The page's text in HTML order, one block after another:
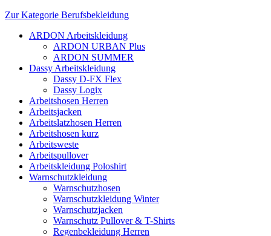
Zur Kategorie Berufsbekleidung
ARDON Arbeitskleidung
ARDON URBAN Plus
ARDON SUMMER
Dassy Arbeitskleidung
Dassy D-FX Flex
Dassy Logix
Arbeitshosen Herren
Arbeitsjacken
Arbeitslatzhosen Herren
Arbeitshosen kurz
Arbeitsweste
Arbeitspullover
Arbeitskleidung Poloshirt
Warnschutzkleidung
Warnschutzhosen
Warnschutzkleidung Winter
Warnschutzjacken
Warnschutz Pullover & T-Shirts
Regenbekleidung Herren